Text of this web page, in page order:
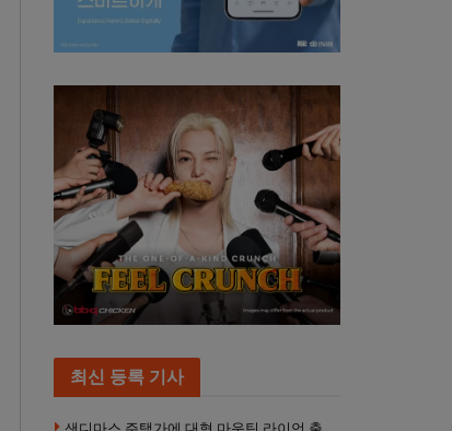
최신 등록 기사